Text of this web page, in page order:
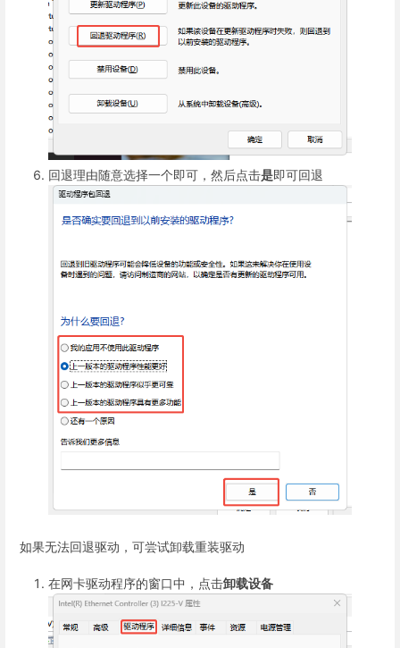
回退理由随意选择一个即可，然后点击是即可回退
如果无法回退驱动，可尝试卸载重装驱动
在网卡驱动程序的窗口中，点击卸载设备